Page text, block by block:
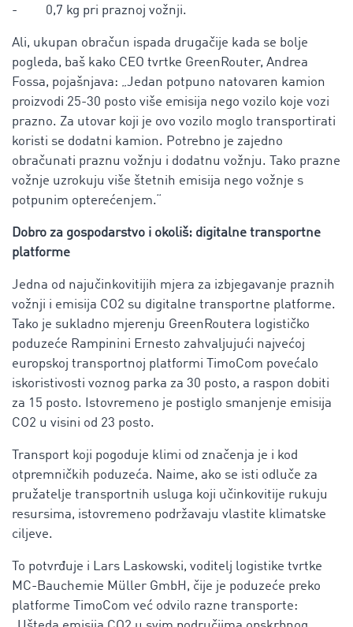
- 0,7 kg pri praznoj vožnji.
Ali, ukupan obračun ispada drugačije kada se bolje
pogleda, baš kako CEO tvrtke GreenRouter, Andrea
Fossa, pojašnjava: „Jedan potpuno natovaren kamion
proizvodi 25-30 posto više emisija nego vozilo koje vozi
prazno. Za utovar koji je ovo vozilo moglo transportirati
koristi se dodatni kamion. Potrebno je zajedno
obračunati praznu vožnju i dodatnu vožnju. Tako prazne
vožnje uzrokuju više štetnih emisija nego vožnje s
potpunim opterećenjem.“
Dobro za gospodarstvo i okoliš: digitalne transportne
platforme
Jedna od najučinkovitijih mjera za izbjegavanje praznih
vožnji i emisija CO2 su digitalne transportne platforme.
Tako je sukladno mjerenju GreenRoutera logističko
poduzeće Rampinini Ernesto zahvaljujući najvećoj
europskoj transportnoj platformi TimoCom povećalo
iskoristivosti voznog parka za 30 posto, a raspon dobiti
za 15 posto. Istovremeno je postiglo smanjenje emisija
CO2 u visini od 23 posto.
Transport koji pogoduje klimi od značenja je i kod
otpremničkih poduzeća. Naime, ako se isti odluče za
pružatelje transportnih usluga koji učinkovitije rukuju
resursima, istovremeno podržavaju vlastite klimatske
ciljeve.
To potvrđuje i Lars Laskowski, voditelj logistike tvrtke
MC-Bauchemie Müller GmbH, čije je poduzeće preko
platforme TimoCom već odvilo razne transporte: